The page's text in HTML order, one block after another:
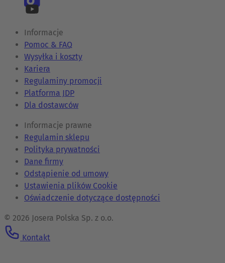
Informacje
Pomoc & FAQ
Wysyłka i koszty
Kariera
Regulaminy promocji
Platforma JDP
Dla dostawców
Informacje prawne
Regulamin sklepu
Polityka prywatności
Dane firmy
Odstąpienie od umowy
Ustawienia plików Cookie
Oświadczenie dotyczące dostępności
© 2026 Josera Polska Sp. z o.o.
Kontakt